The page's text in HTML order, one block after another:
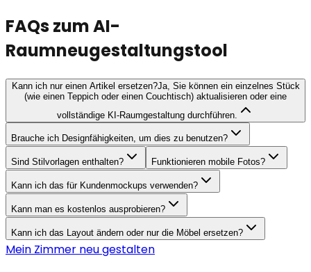
FAQs zum AI-
Raumneugestaltungstool
Kann ich nur einen Artikel ersetzen?Ja, Sie können ein einzelnes Stück
(wie einen Teppich oder einen Couchtisch) aktualisieren oder eine
vollständige KI-Raumgestaltung durchführen.
Brauche ich Designfähigkeiten, um dies zu benutzen?
Sind Stilvorlagen enthalten? Funktionieren mobile Fotos?
Kann ich das für Kundenmockups verwenden?
Kann man es kostenlos ausprobieren?
Kann ich das Layout ändern oder nur die Möbel ersetzen?
Mein Zimmer neu gestalten